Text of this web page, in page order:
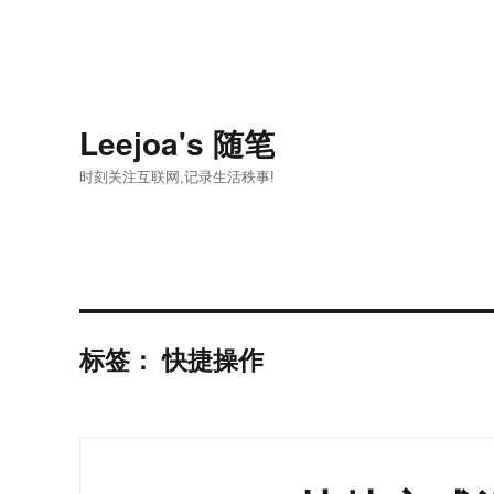
Leejoa's 随笔
时刻关注互联网,记录生活秩事!
标签：快捷操作